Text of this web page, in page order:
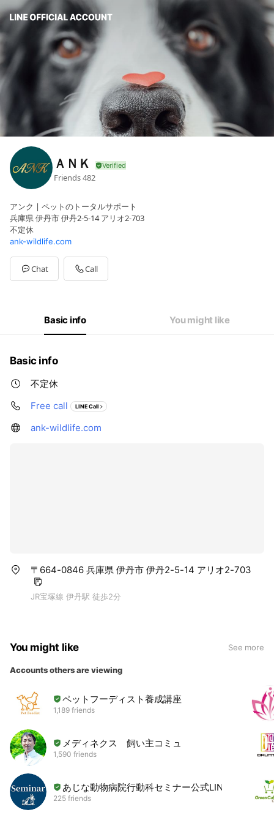
ＡＮＫ
Friends482
アンク | ペットのトータルサポート
兵庫県 伊丹市 伊丹2-5-14 アリオ2-703
不定休
ank-wildlife.com
Chat Call
Basic info You might like
Basic info
不定休
Free call
LINE Call
ank-wildlife.com
〒664-0846 兵庫県 伊丹市 伊丹2-5-14 アリオ2-703
JR宝塚線 伊丹駅 徒歩2分
You might like See more
Accounts others are viewing
ペットフーディスト養成講座
1,189 friends
メディネクス 飼い主コミュ
1,590 friends
あじな動物病院行動科セミナー公式LINE
225 friends